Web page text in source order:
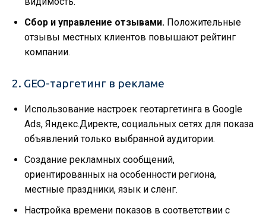
Сбор и управление отзывами. Положительные
отзывы местных клиентов повышают рейтинг
компании.
2. GEO-таргетинг в рекламе
Использование настроек геотаргетинга в Google
Ads, Яндекс.Директе, социальных сетях для показа
объявлений только выбранной аудитории.
Создание рекламных сообщений,
ориентированных на особенности региона,
местные праздники, язык и сленг.
Настройка времени показов в соответствии с